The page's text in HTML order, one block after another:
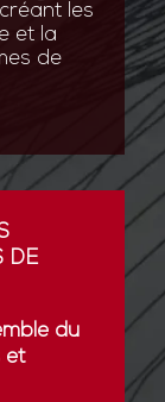
les
et la
de
DE
du
et